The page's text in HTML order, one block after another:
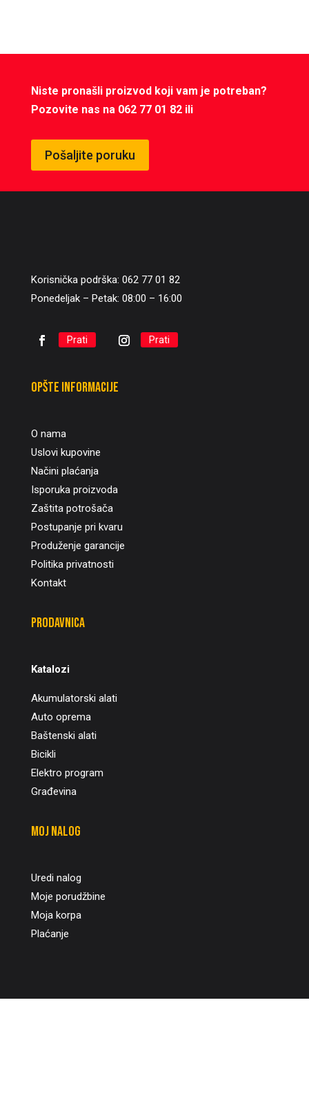
Niste pronašli proizvod koji vam je potreban?
Pozovite nas na 062 77 01 82 ili
Pošaljite poruku
Korisnička podrška: 062 77 01 82
Ponedeljak – Petak: 08:00 – 16:00
Prati Prati
Opšte informacije
O nama
Uslovi kupovine
Načini plaćanja
Isporuka proizvoda
Zaštita potrošača
Postupanje pri kvaru
Produženje garancije
Politika privatnosti
Kontakt
Prodavnica
Katalozi
Akumulatorski alati
Auto oprema
Baštenski alati
Bicikli
Elektro program
Građevina
Moj nalog
Uredi nalog
Moje porudžbine
Moja korpa
Plaćanje